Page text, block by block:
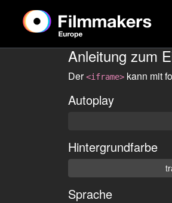
Anleitung zum
Der<iframe> kann mit
Autoplay
Hintergrundfarbe
Sprache